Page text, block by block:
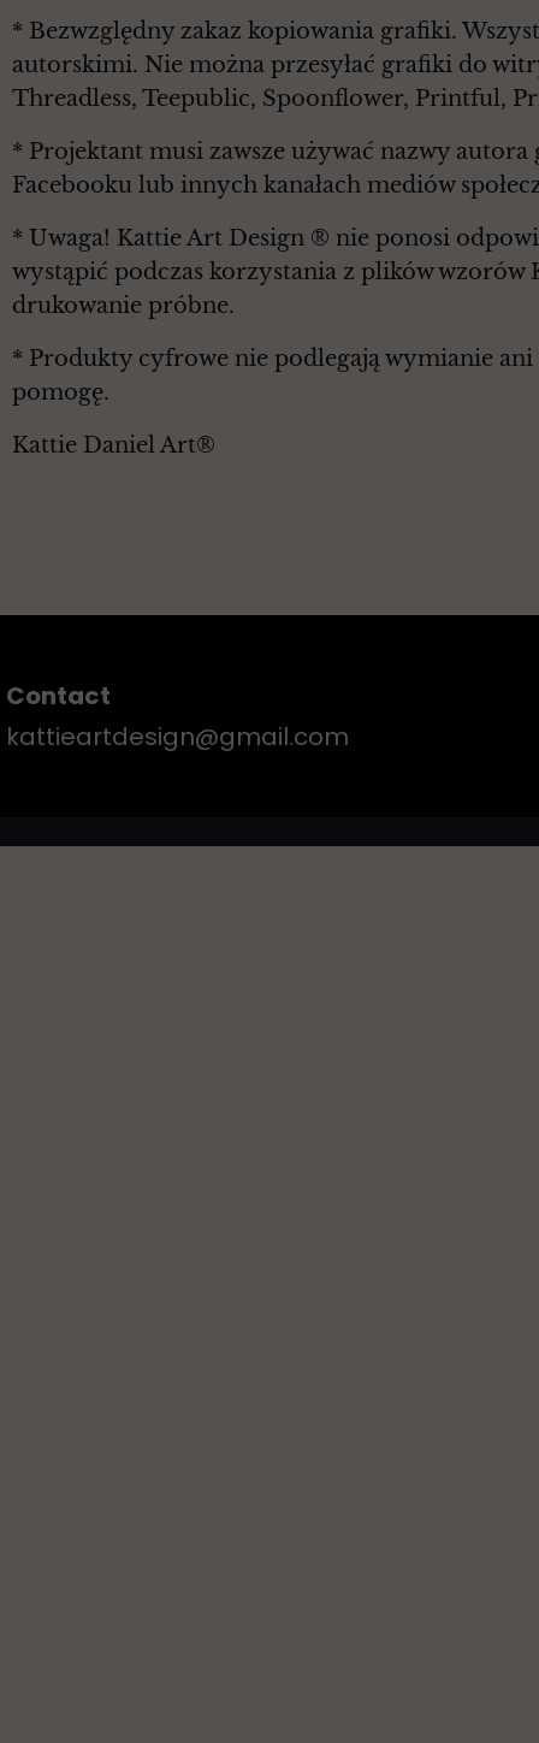
* Bezwzględny zakaz kopiowania grafiki.
autorskimi. Nie można przesyłać grafiki do
Threadless, Teepublic, Spoonflower, Printful,
* Projektant musi zawsze używać nazwy
Facebooku lub innych kanałach mediów
* Uwaga! Kattie Art Design ® nie ponosi
wystąpić podczas korzystania z plików
drukowanie próbne.
* Produkty cyfrowe nie podlegają wymianie
pomogę.
Kattie Daniel Art®
Contact
kattieartdesign@gmail.com